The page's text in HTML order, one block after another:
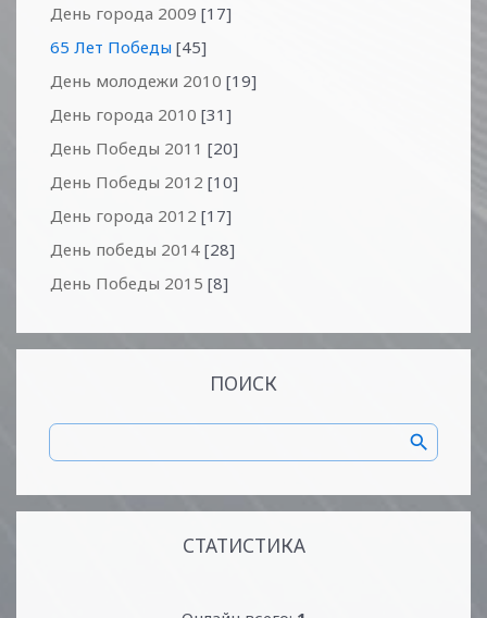
День города 2009 [17]
65 Лет Победы [45]
День молодежи 2010 [19]
День города 2010 [31]
День Победы 2011 [20]
День Победы 2012 [10]
День города 2012 [17]
День победы 2014 [28]
День Победы 2015 [8]
ПОИСК
СТАТИСТИКА